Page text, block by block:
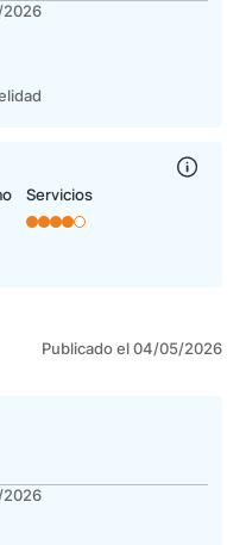
2026
Servicios
Publicado el 04/05/2026
2026